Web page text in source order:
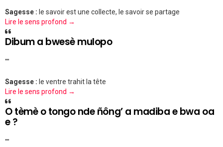
Sagesse : le savoir est une collecte, le savoir se partage
Lire le sens profond →
Dibum a bwesè mulopo
""
Sagesse : le ventre trahit la tête
Lire le sens profond →
O tèmè o tongo nde ñông’ a madiba e bwa oa
e ?
""